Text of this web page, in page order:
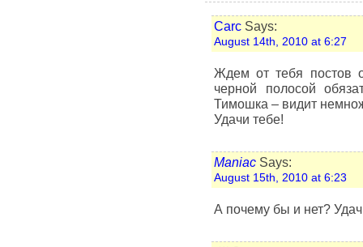
Carc Says:
August 14th, 2010 at 6:27
Ждем от тебя постов
черной полосой
Тимошка – видит
Удачи тебе!
Maniac Says:
August 15th, 2010 at 6:23
А почему бы и нет?